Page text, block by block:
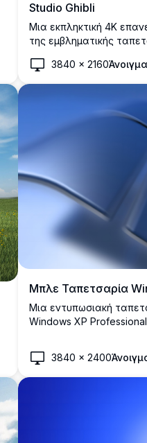
Studio Ghibli
Μια εκπληκτική 4K
της εμβληματικής
πνεύματα του δάσους
με αφράτα λευκά
3840 × 2160Άνοιγμα
Μπλε Ταπετσαρία
Μια εντυπωσιακή
Windows XP
σχεδιασμό. Ιδανική για
εργασίας με κομψή,
3840 × 2400